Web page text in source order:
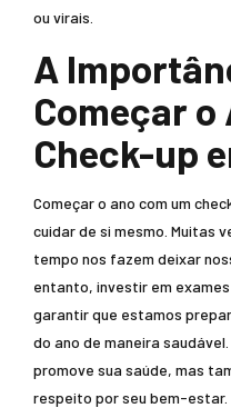
ou virais.
A
Começar o
Check-up
Começar o ano com um
cuidar de si mesmo. Muitas
tempo nos fazem deixar
entanto, investir em
garantir que estamos
do ano de maneira
promove sua saúde, mas
respeito por seu bem-estar.